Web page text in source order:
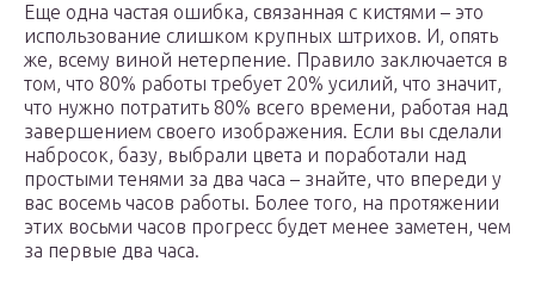
Еще одна частая ошибка, связанная с кистями – это
использование слишком крупных штрихов. И, опять
же, всему виной нетерпение. Правило заключается в
том, что 80% работы требует 20% усилий, что значит,
что нужно потратить 80% всего времени, работая над
завершением своего изображения. Если вы сделали
набросок, базу, выбрали цвета и поработали над
простыми тенями за два часа – знайте, что впереди у
вас восемь часов работы. Более того, на протяжении
этих восьми часов прогресс будет менее заметен, чем
за первые два часа.